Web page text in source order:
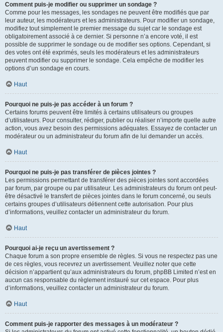
Comment puis-je modifier ou supprimer un sondage ?
Comme pour les messages, les sondages ne peuvent être modifiés que par
leur auteur, les modérateurs et les administrateurs. Pour modifier un sondage,
modifiez tout simplement le premier message du sujet car le sondage est
obligatoirement associé à ce dernier. Si personne n’a encore voté, il est
possible de supprimer le sondage ou de modifier ses options. Cependant, si
des votes ont été exprimés, seuls les modérateurs et les administrateurs
peuvent modifier ou supprimer le sondage. Cela empêche de modifier les
options d’un sondage en cours.
Haut
Pourquoi ne puis-je pas accéder à un forum ?
Certains forums peuvent être limités à certains utilisateurs ou groupes
d’utilisateurs. Pour consulter, rédiger, publier ou réaliser n’importe quelle autre
action, vous avez besoin des permissions adéquates. Essayez de contacter un
modérateur ou un administrateur du forum afin de lui demander un accès.
Haut
Pourquoi ne puis-je pas transférer de pièces jointes ?
Les permissions permettant de transférer des pièces jointes sont accordées
par forum, par groupe ou par utilisateur. Les administrateurs du forum ont peut-
être désactivé le transfert de pièces jointes dans le forum concerné, ou seuls
certains groupes d’utilisateurs détiennent cette autorisation. Pour plus
d’informations, veuillez contacter un administrateur du forum.
Haut
Pourquoi ai-je reçu un avertissement ?
Chaque forum a son propre ensemble de règles. Si vous ne respectez pas une
de ces règles, vous recevrez un avertissement. Veuillez noter que cette
décision n’appartient qu’aux administrateurs du forum, phpBB Limited n’est en
aucun cas responsable du règlement instauré sur cet espace. Pour plus
d’informations, veuillez contacter un administrateur du forum.
Haut
Comment puis-je rapporter des messages à un modérateur ?